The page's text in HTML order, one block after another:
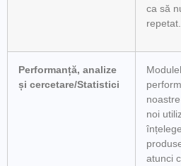
ca să
repetat.
Performanță, analize
și cercetare/Statistici
noi
atunci